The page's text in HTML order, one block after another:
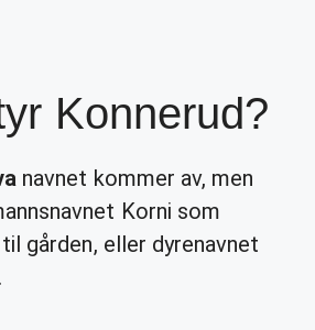
Konnerud?
navnet kommer av, men
Korni som
gården, eller dyrenavnet